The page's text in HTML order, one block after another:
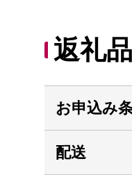
返礼
お申込み
配送